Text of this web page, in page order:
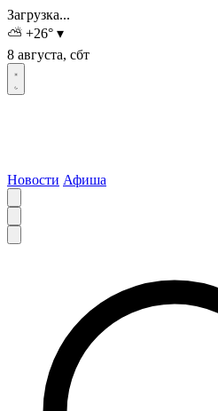
Загрузка...
⛅ +26° ▾
8 августа, сбт
Новости Афиша